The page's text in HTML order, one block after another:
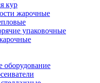
кур
жарочные
упаковочные
оборудование